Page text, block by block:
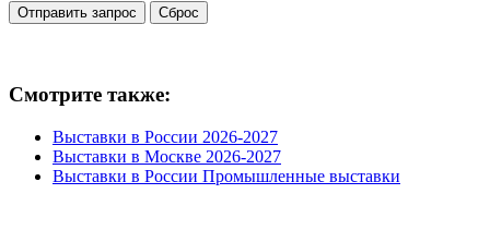
Смотрите также:
Выставки в России 2026-2027
Выставки в Москве 2026-2027
Выставки в России Промышленные выставки